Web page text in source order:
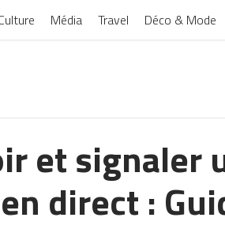
Média Travel Déco & Mode
et signaler
direct :